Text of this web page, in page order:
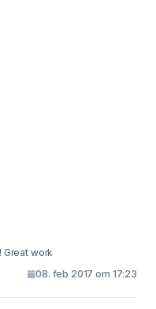
Great work
08. feb 2017 om 17:23